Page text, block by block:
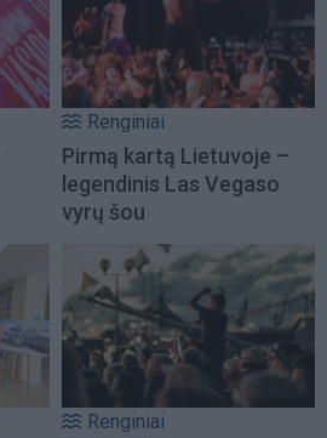
Renginiai
Pirmą kartą Lietuvoje –
legendinis Las Vegaso
vyrų šou
Renginiai